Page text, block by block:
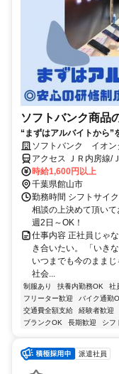
ソフトバンク商品
“まずはアルバイトから”
ソフトバンク イオン
アクセス ＪＲ内房線/
房線/ＪＲ総武本線 那
時給1,600円以上
千葉県館山市
勤務時間 シフトサイ
相談の上決めて頂い
週2日～OK！
仕事内容 正社員じゃ
き合いたい。 「いき
いつまでも今のまま
社会...
制服あり 扶養内勤務OK 社
フリーター歓迎
バイク通勤
交通費全額支給
経験者歓迎
ブランクOK
長期歓迎 シフ
派遣社員